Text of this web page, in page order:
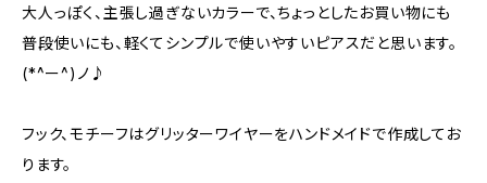
大人っぽく、主張し過ぎないカラーで、ちょっとしたお買い物にも
普段使いにも、軽くてシンプルで使いやすいピアスだと思います。
(*^ー^)ノ♪
フック、モチーフはグリッターワイヤーをハンドメイドで作成してお
ります。